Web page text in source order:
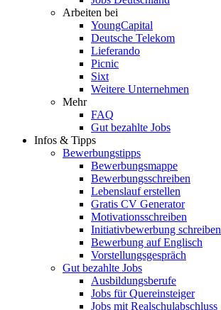
Arbeiten bei
YoungCapital
Deutsche Telekom
Lieferando
Picnic
Sixt
Weitere Unternehmen
Mehr
FAQ
Gut bezahlte Jobs
Infos & Tipps
Bewerbungstipps
Bewerbungsmappe
Bewerbungsschreiben
Lebenslauf erstellen
Gratis CV Generator
Motivationsschreiben
Initiativbewerbung schreiben
Bewerbung auf Englisch
Vorstellungsgespräch
Gut bezahlte Jobs
Ausbildungsberufe
Jobs für Quereinsteiger
Jobs mit Realschulabschluss